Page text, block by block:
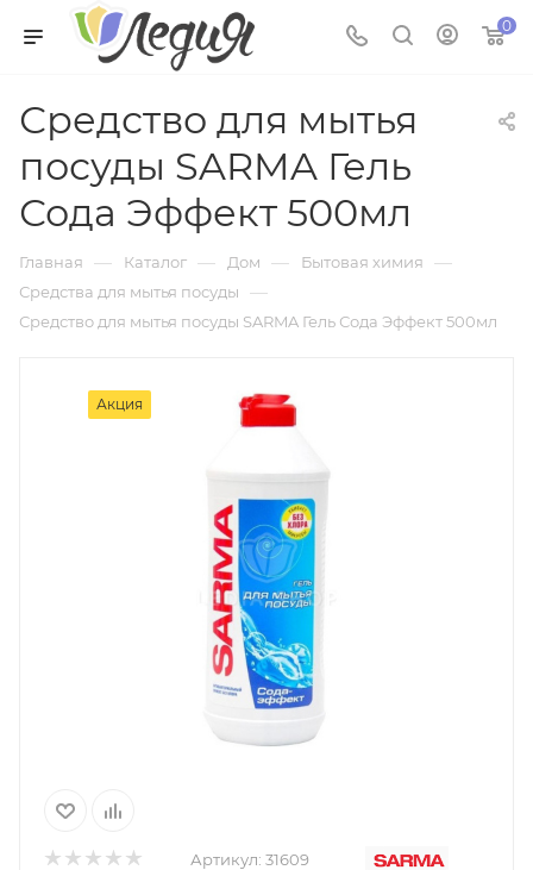
0
Средство для мытья
посуды SARMA Гель
Сода Эффект 500мл
Главная — Каталог — Дом — Бытовая химия —
Средства для мытья посуды —
Средство для мытья посуды SARMA Гель Сода Эффект 500мл
Акция
Артикул: 31609